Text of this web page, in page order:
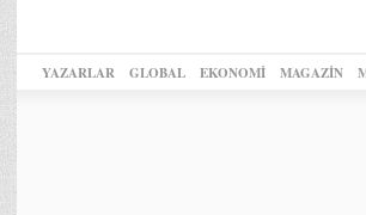
YAZARLAR GLOBAL EKONOMİ MAGAZİN